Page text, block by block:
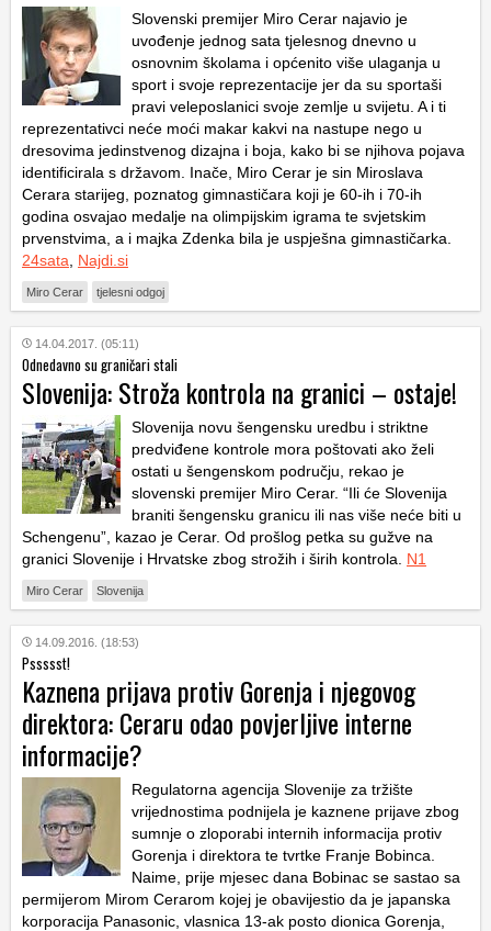
Slovenski premijer Miro Cerar najavio je
uvođenje jednog sata tjelesnog dnevno u
osnovnim školama i općenito više ulaganja u
sport i svoje reprezentacije jer da su sportaši
pravi veleposlanici svoje zemlje u svijetu. A i ti
reprezentativci neće moći makar kakvi na nastupe nego u
dresovima jedinstvenog dizajna i boja, kako bi se njihova pojava
identificirala s državom. Inače, Miro Cerar je sin Miroslava
Cerara starijeg, poznatog gimnastičara koji je 60-ih i 70-ih
godina osvajao medalje na olimpijskim igrama te svjetskim
prvenstvima, a i majka Zdenka bila je uspješna gimnastičarka.
24sata
Najdi.si
Miro Cerar tjelesni odgoj
14.04.2017. (05:11)
Odnedavno su graničari stali
Slovenija: Stroža kontrola na granici – ostaje!
Slovenija novu šengensku uredbu i striktne
predviđene kontrole mora poštovati ako želi
ostati u šengenskom području, rekao je
slovenski premijer Miro Cerar. “Ili će Slovenija
braniti šengensku granicu ili nas više neće biti u
Schengenu”, kazao je Cerar. Od prošlog petka su gužve na
granici Slovenije i Hrvatske zbog strožih i širih kontrola. N1
Miro Cerar Slovenija
14.09.2016. (18:53)
Pssssst!
Kaznena prijava protiv Gorenja i njegovog
direktora: Ceraru odao povjerljive interne
informacije?
Regulatorna agencija Slovenije za tržište
vrijednostima podnijela je kaznene prijave zbog
sumnje o zloporabi internih informacija protiv
Gorenja i direktora te tvrtke Franje Bobinca.
Naime, prije mjesec dana Bobinac se sastao sa
permijerom Mirom Cerarom kojej je obavijestio da je japanska
korporacija Panasonic, vlasnica 13-ak posto dionica Gorenja,